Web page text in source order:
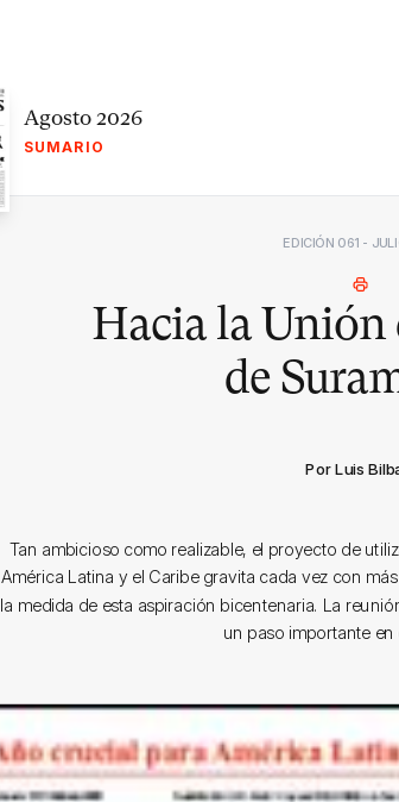
Agosto 2026
SUMARIO
EDICIÓN 061 -
Hacia la Unión
de
Por Luis
Tan ambicioso como realizable, el proyecto de
América Latina y el Caribe gravita cada vez con
la medida de esta aspiración bicentenaria. La
un paso importante en